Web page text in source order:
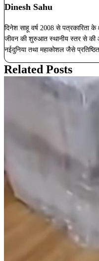
Dinesh Sahu
दिनेश साहू वर्ष 2008 से पत्रकारिता
जीवन की शुरुआत स्थानीय स्तर से
नईदुनिया तथा महाकोशल जैसे प्रतिष्ठित
Related Posts